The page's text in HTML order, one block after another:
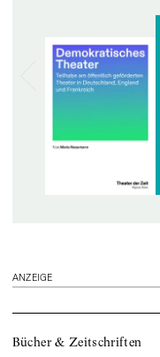
ANZEIGE
Bücher & Zeitschriften